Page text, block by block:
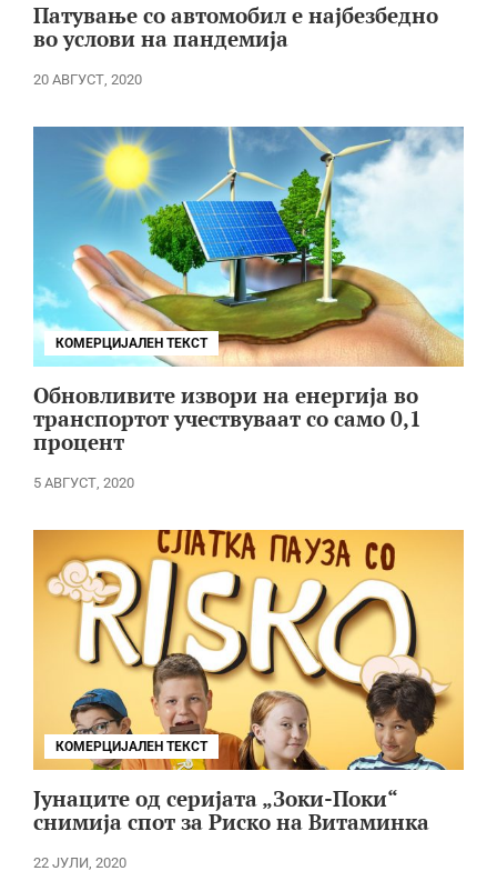
Патување со автомобил е најбезбедно
во услови на пандемија
20 АВГУСТ, 2020
КОМЕРЦИЈАЛЕН ТЕКСТ
Обновливите извори на енергија во
транспортот учествуваат со само 0,1
процент
5 АВГУСТ, 2020
КОМЕРЦИЈАЛЕН ТЕКСТ
Јунаците од серијата „Зоки-Поки“
снимија спот за Риско на Витаминка
22 ЈУЛИ, 2020